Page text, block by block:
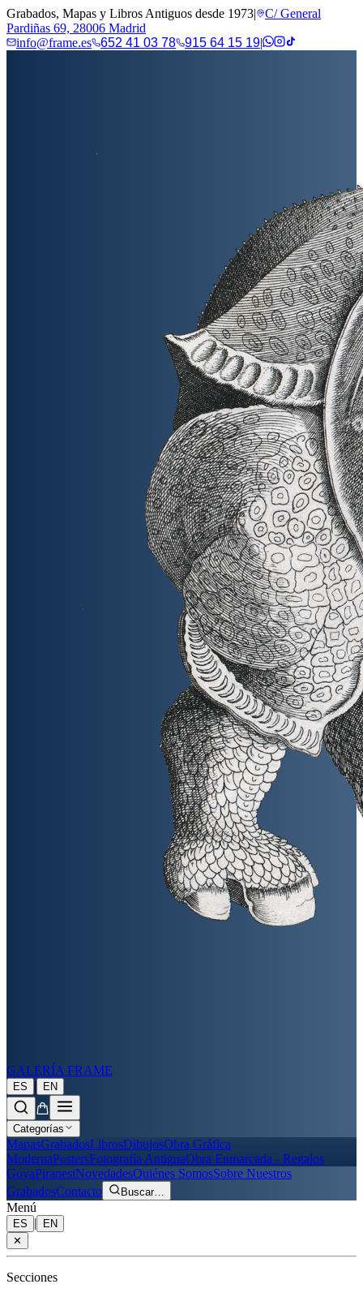
Grabados, Mapas y Libros Antiguos desde 1973|
C/ General
Pardiñas 69, 28006 Madrid
info@frame.es
652 41 03 78 915 64 15 19|
GALERÍA FRAME
ES | EN
Categorías
MapasGrabadosLibrosDibujosObra Gráfica
ModernaPostersFotografía AntiguaObra Enmarcada - Regalos
GoyaPiranesiNovedadesQuiénes SomosSobre Nuestros
GrabadosContacto Buscar…
Menú
ES |
EN
✕
Secciones